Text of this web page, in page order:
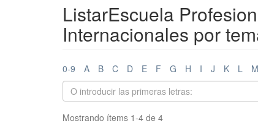
ListarEscuela
Internacionales por
0-9 A B C D E F G H I J K L M
Mostrando ítems 1-4 de 4